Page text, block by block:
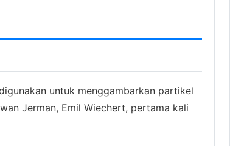
untuk menggambarkan partikel
Jerman, Emil Wiechert, pertama kali